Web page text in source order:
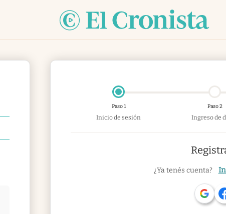
Paso 1
Inicio de sesión
Paso 2
Ingreso de
¿Ya tenés cuenta?